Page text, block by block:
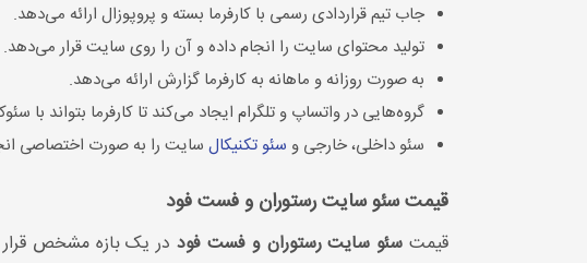
جاب تیم قراردادی رسمی با کارفرما بسته و پروپوزال ارائه می‌دهد.
تولید محتوای سایت را انجام داده و آن را روی سایت قرار می‌دهد.
به صورت روزانه و ماهانه به کارفرما گزارش ارائه می‌دهد.
گروه‌هایی در واتساپ و تلگرام ایجاد می‌کند تا کارفرما بتواند با
سئو داخلی، خارجی و سئو تکنیکالسایت را به صورت اختصاصی
قیمت سئو سایت رستوران و فست فود
قیمت سئو سایت رستوران و فست فوددر یک بازه مشخص قرار